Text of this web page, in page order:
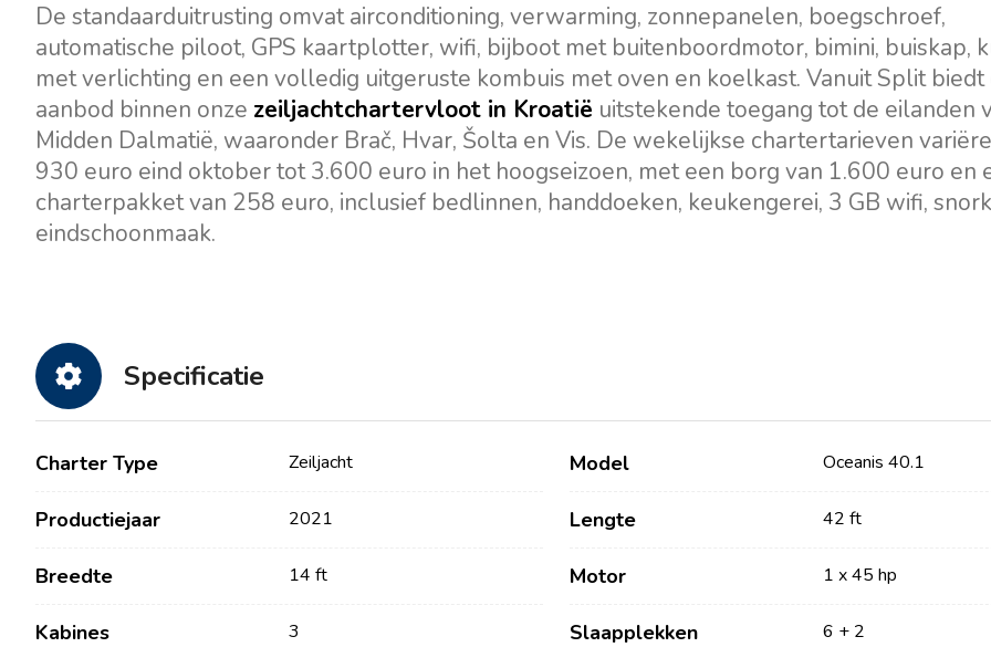
De standaarduitrusting omvat airconditioning, verwarming, zonnepanelen, boegschroef,
automatische piloot, GPS kaartplotter, wifi, bijboot met buitenboordmotor, bimini, buiskap,
met verlichting en een volledig uitgeruste kombuis met oven en koelkast. Vanuit Split biedt
aanbod binnen onze zeiljachtchartervloot in Kroatië uitstekende toegang tot de eilanden
Midden Dalmatië, waaronder Brač, Hvar, Šolta en Vis. De wekelijkse chartertarieven
930 euro eind oktober tot 3.600 euro in het hoogseizoen, met een borg van 1.600 euro en
charterpakket van 258 euro, inclusief bedlinnen, handdoeken, keukengerei, 3 GB wifi,
eindschoonmaak.
Specificatie
Charter Type Zeiljacht Model Oceanis 40.1
Productiejaar 2021 Lengte 42 ft
Breedte 14 ft Motor 1 x 45 hp
Kabines 3 Slaapplekken 6 + 2